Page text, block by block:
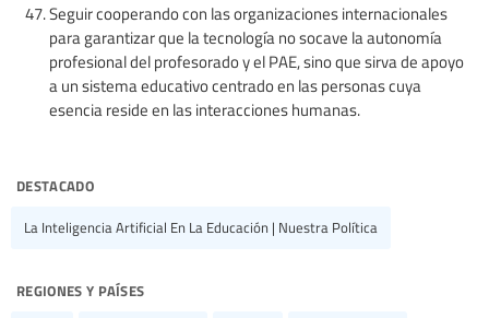
Seguir cooperando con las organizaciones internacionales
para garantizar que la tecnología no socave la autonomía
profesional del profesorado y el PAE, sino que sirva de apoyo
a un sistema educativo centrado en las personas cuya
esencia reside en las interacciones humanas.
destacado
La Inteligencia Artificial En La Educación | Nuestra Política
regiones y países